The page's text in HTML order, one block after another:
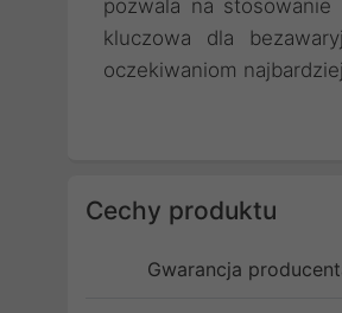
pozwala na
kluczowa dla
oczekiwaniom
Cechy produktu
Gwarancja